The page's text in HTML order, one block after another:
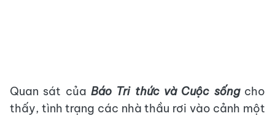
Quan sát của Báo Tri thức và Cuộc sốngcho
thấy, tình trạng các nhà thầu rơi vào cảnh một